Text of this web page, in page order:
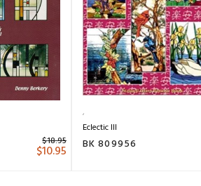
$18.95
$10.95
Eclectic III
BK 809956